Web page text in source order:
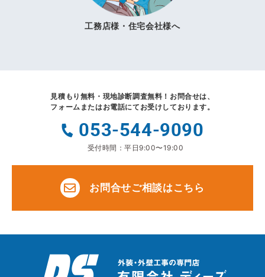
工務店様・住宅会社様へ
見積もり無料・現地診断調査無料！ お問合せは、
フォームまたはお電話にてお受けしております。
053-544-9090
受付時間：平日9:00〜19:00
お問合せご相談はこちら